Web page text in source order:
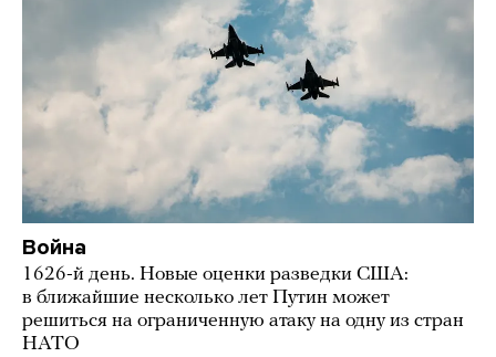
Война
1626-й день. Новые оценки разведки США:
в ближайшие несколько лет Путин может
решиться на ограниченную атаку на одну из стран
НАТО